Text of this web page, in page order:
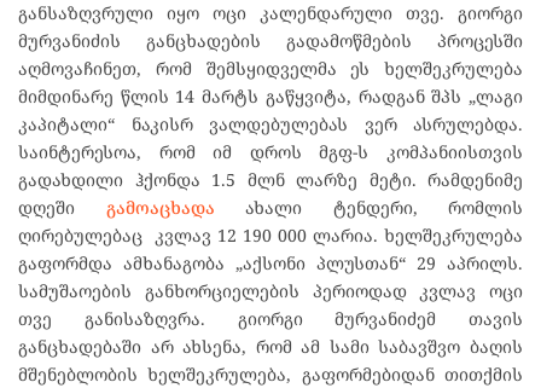
განსაზღვრული იყო ოცი კალენდარული თვე. გიორგი
მურვანიძის განცხადების გადამოწმების პროცესში
აღმოვაჩინეთ, რომ შემსყიდველმა ეს ხელშეკრულება
მიმდინარე წლის 14 მარტს გაწყვიტა, რადგან შპს „ლაგი
კაპიტალი“ ნაკისრ ვალდებულებას ვერ ასრულებდა.
საინტერესოა, რომ იმ დროს მგფ-ს კომპანიისთვის
გადახდილი ჰქონდა 1.5 მლნ ლარზე მეტი. რამდენიმე
დღეში გამოაცხადა ახალი ტენდერი, რომლის
ღირებულებაც კვლავ 12 190 000 ლარია. ხელშეკრულება
გაფორმდა ამხანაგობა „აქსონი პლუსთან“ 29 აპრილს.
სამუშაოების განხორციელების პერიოდად კვლავ ოცი
თვე განისაზღვრა. გიორგი მურვანიძემ თავის
განცხადებაში არ ახსენა, რომ ამ სამი საბავშვო ბაღის
მშენებლობის ხელშეკრულება, გაფორმებიდან თითქმის